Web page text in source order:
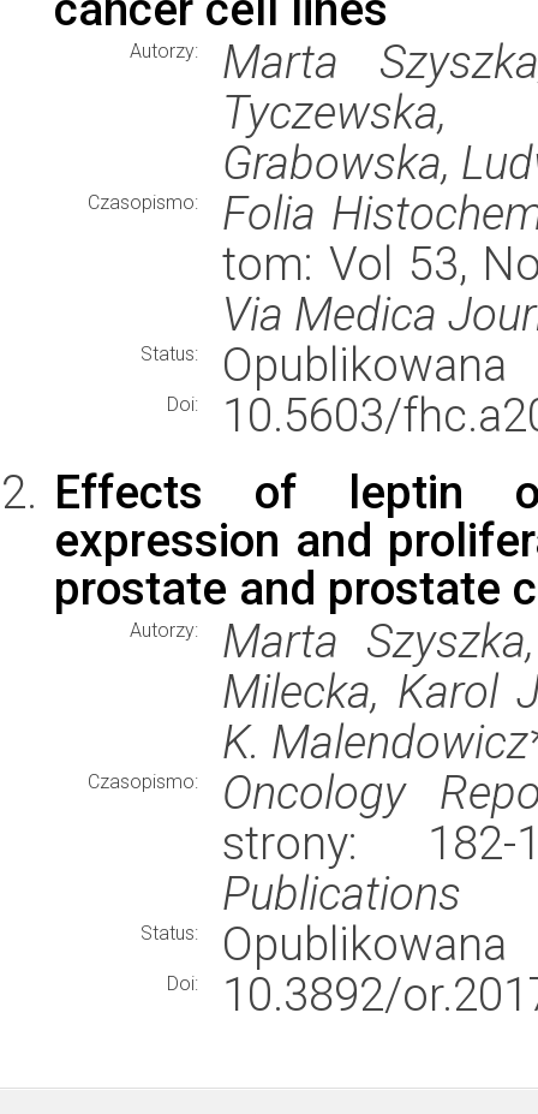
Autorzy:
Marta
Grabowska,
Czasopismo:
Folia
tom: Vol 53,
Via Medica
Status: Opublikowana
Doi:
10.5603/
Effects of leptin
expression and
prostate and prostate
Autorzy:
Marta
Milecka, Karol
K.
Czasopismo:
Oncology
strony:
Publications
Status: Opublikowana
Doi: 10.3892/